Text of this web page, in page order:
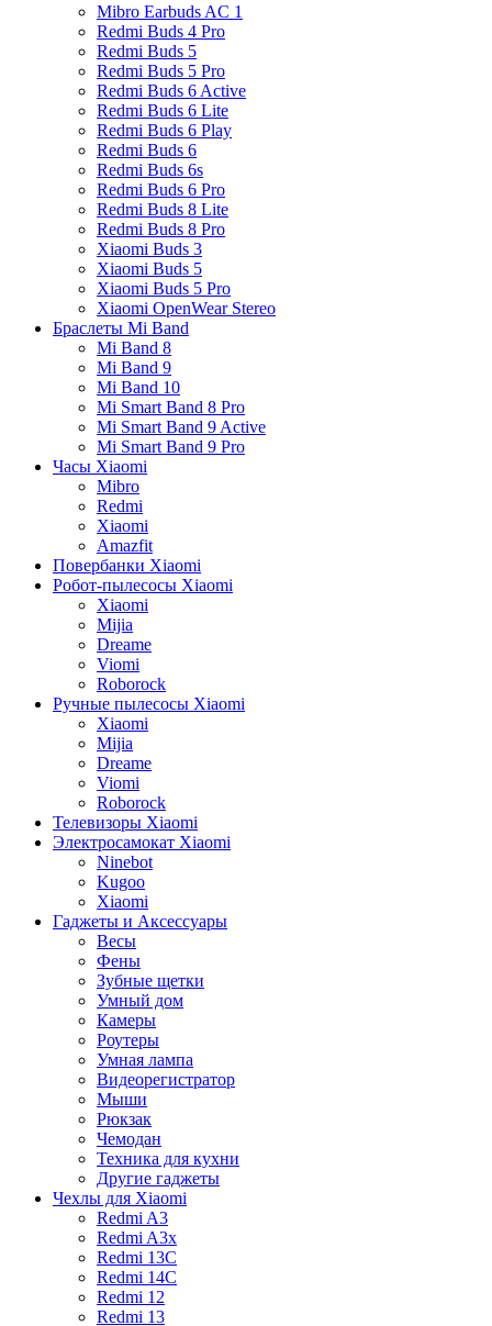
Mibro Earbuds AC 1
Redmi Buds 4 Pro
Redmi Buds 5
Redmi Buds 5 Pro
Redmi Buds 6 Active
Redmi Buds 6 Lite
Redmi Buds 6 Play
Redmi Buds 6
Redmi Buds 6s
Redmi Buds 6 Pro
Redmi Buds 8 Lite
Redmi Buds 8 Pro
Xiaomi Buds 3
Xiaomi Buds 5
Xiaomi Buds 5 Pro
Xiaomi OpenWear Stereo
Браслеты Mi Band
Mi Band 8
Mi Band 9
Mi Band 10
Mi Smart Band 8 Pro
Mi Smart Band 9 Active
Mi Smart Band 9 Pro
Часы Xiaomi
Mibro
Redmi
Xiaomi
Amazfit
Повербанки Xiaomi
Робот-пылесосы Xiaomi
Xiaomi
Mijia
Dreame
Viomi
Roborock
Ручные пылесосы Xiaomi
Xiaomi
Mijia
Dreame
Viomi
Roborock
Телевизоры Xiaomi
Электросамокат Xiaomi
Ninebot
Kugoo
Xiaomi
Гаджеты и Аксессуары
Весы
Фены
Зубные щетки
Умный дом
Камеры
Роутеры
Умная лампа
Видеорегистратор
Мыши
Рюкзак
Чемодан
Техника для кухни
Другие гаджеты
Чехлы для Xiaomi
Redmi A3
Redmi A3x
Redmi 13C
Redmi 14C
Redmi 12
Redmi 13